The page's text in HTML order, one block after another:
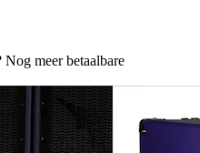
Nog meer betaalbare